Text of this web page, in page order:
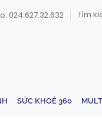
024.627.32.632
SỨC KHOẺ 360